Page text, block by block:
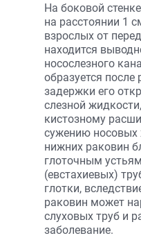
На боковой
на расстоянии 1
взрослых от
находится
носослезного
образуется
задержки его
слезной
кистозному
сужению носовых
нижних раковин
глоточным
(евстахиевых)
глотки,
раковин может
слуховых труб и
заболевание.